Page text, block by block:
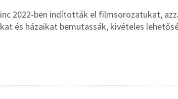
2022-ben indították el filmsorozatukat,
és házaikat bemutassák, kivételes